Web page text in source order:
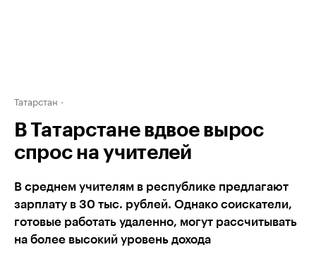
Татарстан
В Татарстане вдвое вырос
спрос на учителей
В среднем учителям в республике предлагают
зарплату в 30 тыс. рублей. Однако соискатели,
готовые работать удаленно, могут рассчитывать
на более высокий уровень дохода